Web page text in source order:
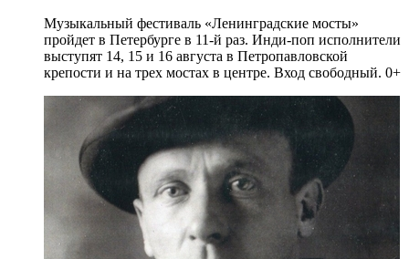
Музыкальный фестиваль «Ленинградские мосты»
пройдет в Петербурге в 11-й раз. Инди-поп исполнители
выступят 14, 15 и 16 августа в Петропавловской
крепости и на трех мостах в центре. Вход свободный. 0+